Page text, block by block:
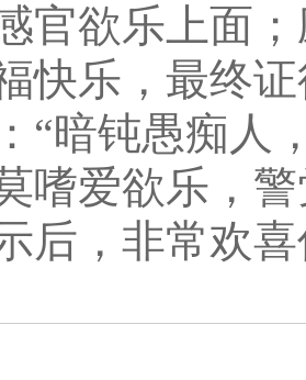
官欲乐上面
快乐，最终
“暗钝愚痴人
嗜爱欲乐，
后，非常欢